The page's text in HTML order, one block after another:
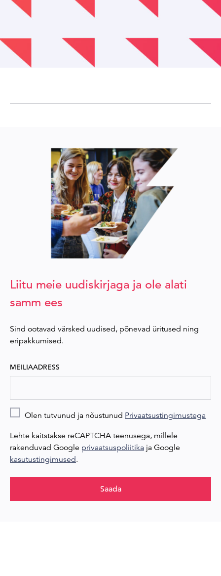
Liitu meie uudiskirjaga ja ole alati
samm ees
Sind ootavad värsked uudised, põnevad üritused ning
eripakkumised.
MEILIAADRESS
Olen tutvunud ja nõustunud Privaatsustingimustega
Lehte kaitstakse reCAPTCHA teenusega, millele
rakenduvad Google privaatsuspoliitika ja Google
kasutustingimused.
Saada